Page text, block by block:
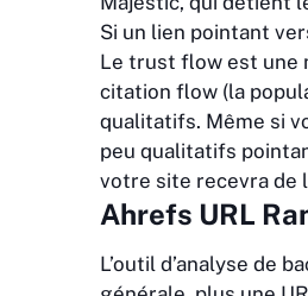
Si un lien pointant
Le trust flow est une
citation flow (la
qualitatifs. Même si
peu qualitatifs
votre site recevra de
Ahrefs URL
L’outil d’analyse de